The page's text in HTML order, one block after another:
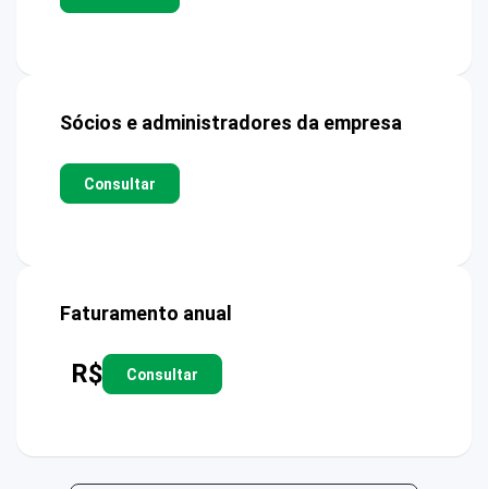
Sócios e administradores da empresa
Consultar
Faturamento anual
R$ Consultar